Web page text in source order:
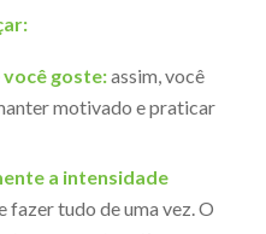
goste:assim, você
motivado e praticar
a intensidade
fazer tudo de uma vez. O